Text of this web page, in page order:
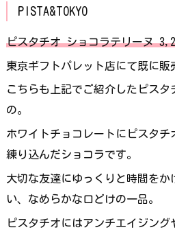
PISTA&TOKYO
ピスタチオ ショコラテリーヌ
東京ギフトパレット店にて既に販
こちらも上記でご紹介したピスタ
の。
ホワイトチョコレートにピスタチ
練り込んだショコラです。
大切な友達にゆっくりと時間をか
い、なめらかな口どけの一品。
ピスタチオにはアンチエイジン